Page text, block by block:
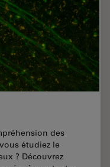
des
étudiez le
? Découvrez